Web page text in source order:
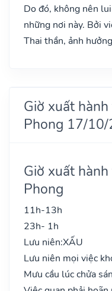
Do đó, không nên
những nơi này. Bởi
Thai thần, ảnh
Giờ xuất
Phong 17/
Giờ xuất
Phong
11h-13h
23h- 1h
Lưu niên:XẤU
Lưu niên mọi việc
Mưu cầu lúc chửa